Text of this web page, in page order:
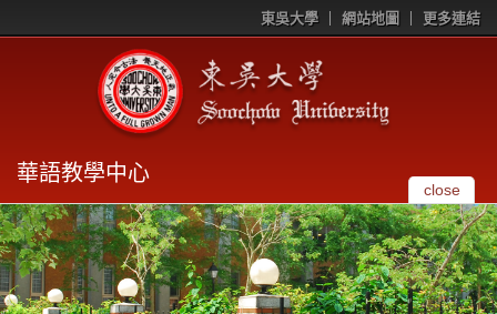
東吳大學 網站地圖 更多連結
華語教學中心
close